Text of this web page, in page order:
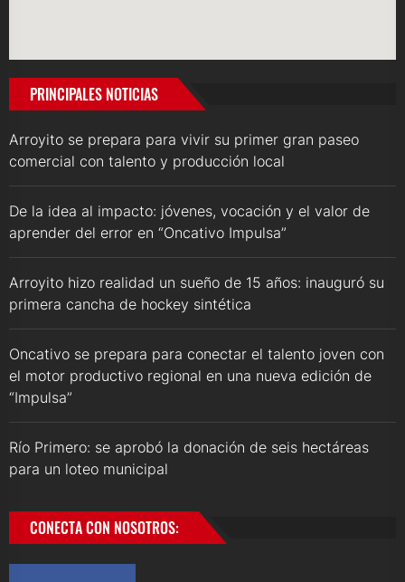
PRINCIPALES NOTICIAS
Arroyito se prepara para vivir su primer gran paseo
comercial con talento y producción local
De la idea al impacto: jóvenes, vocación y el valor de
aprender del error en “Oncativo Impulsa”
Arroyito hizo realidad un sueño de 15 años: inauguró su
primera cancha de hockey sintética
Oncativo se prepara para conectar el talento joven con
el motor productivo regional en una nueva edición de
“Impulsa”
Río Primero: se aprobó la donación de seis hectáreas
para un loteo municipal
CONECTA CON NOSOTROS: